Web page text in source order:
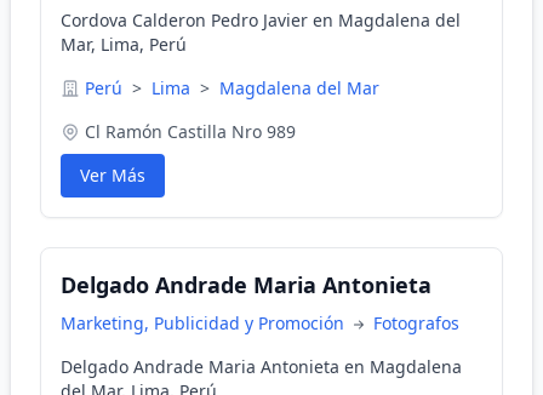
Cordova Calderon Pedro Javier en Magdalena del
Mar, Lima, Perú
Perú > Lima > Magdalena del Mar
Cl Ramón Castilla Nro 989
Ver Más
Delgado Andrade Maria Antonieta
Marketing, Publicidad y Promoción
Fotografos
Delgado Andrade Maria Antonieta en Magdalena